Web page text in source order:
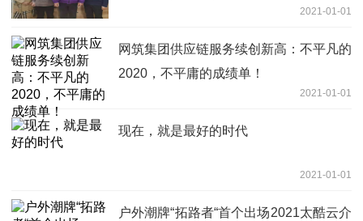
2021-01-01
网筑集团供应链服务续创新高：不平凡的
2020，不平庸的成绩单！
2021-01-01
现在，就是最好的时代
2021-01-01
户外潮牌“拓路者“首个出场2021太酷云介